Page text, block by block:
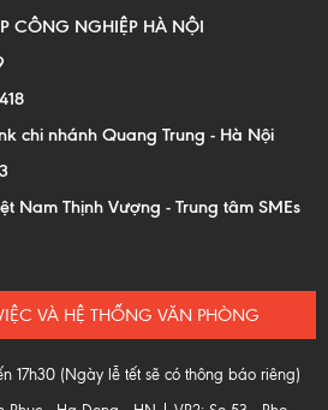
CÔNG NGHIỆP HÀ NỘI
chi nhánh Quang Trung - Hà Nội
Nam Thịnh Vượng - Trung tâm SMEs
VÀ HỆ THỐNG VĂN PHÒNG
17h30 (Ngày lễ tết sẽ có thông báo riêng)